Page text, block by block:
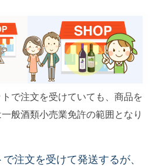
で注文を受けていても、商品を
般酒類小売業免許の範囲となり
注文を受けて発送するが、